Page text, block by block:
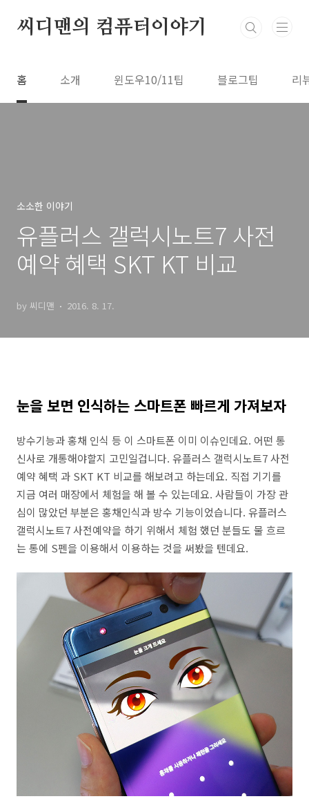
씨디맨의 컴퓨터이야기
홈 소개 윈도우10/11팁 블로그팁 리
소소한 이야기
유플러스 갤럭시노트7 사전
예약 혜택 SKT KT 비교
by 씨디맨 2016. 8. 17.
눈을 보면 인식하는 스마트폰 빠르게 가져보자
방수기능과 홍채 인식 등 이 스마트폰 이미 이슈인데요. 어떤 통
신사로 개통해야할지 고민일겁니다. 유플러스 갤럭시노트7 사전
예약 혜택 과 SKT KT 비교를 해보려고 하는데요. 직접 기기를
지금 여러 매장에서 체험을 해 볼 수 있는데요. 사람들이 가장 관
심이 많았던 부분은 홍채인식과 방수 기능이었습니다. 유플러스
갤럭시노트7 사전예약을 하기 위해서 체험 했던 분들도 물 흐르
는 통에 S펜을 이용해서 이용하는 것을 써봤을 텐데요.